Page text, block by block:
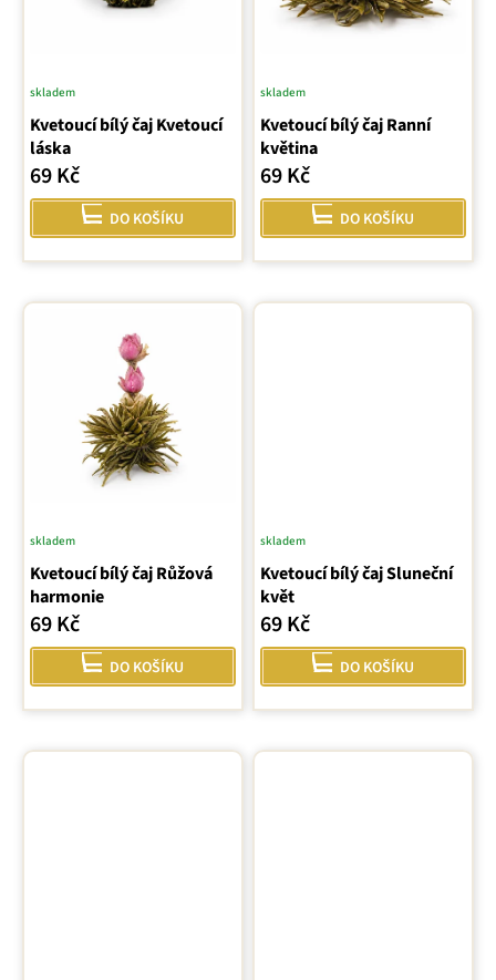
u
ů
Kvetoucí bílý čaj Kvetoucí
láska
skladem
69 Kč
DO KOŠÍKU
Kvetoucí bílý čaj Ranní
květina
skladem
69 Kč
DO KOŠÍKU
Kvetoucí bílý čaj Růžová
harmonie
skladem
69 Kč
DO KOŠÍKU
Kvetoucí bílý čaj Sluneční
květ
skladem
69 Kč
DO KOŠÍKU